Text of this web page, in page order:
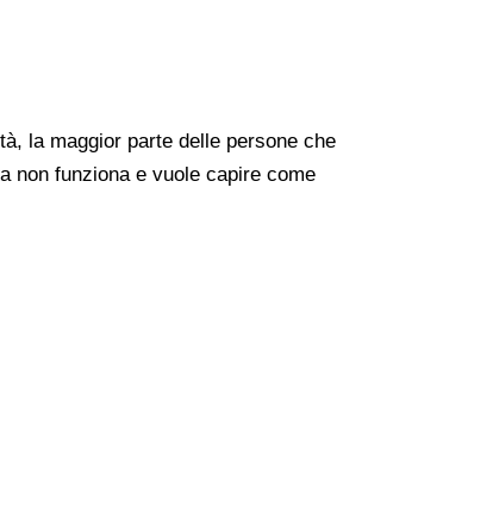
la maggior parte delle persone che
non funziona e vuole capire come